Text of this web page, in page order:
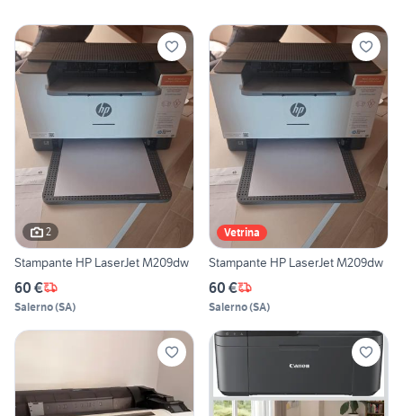
2
Stampante HP LaserJet M209dw
60 €
Salerno(SA)
Vetrina
Stampante HP LaserJet M209dw
60 €
Salerno(SA)